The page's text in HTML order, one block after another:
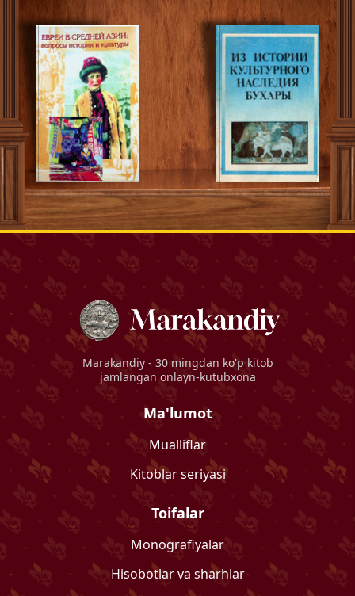
Marakandiy - 30 mingdan ko'p kitob
jamlangan onlayn-kutubxona
Ma'lumot
Mualliflar
Kitoblar seriyasi
Toifalar
Monografiyalar
Hisobotlar va sharhlar